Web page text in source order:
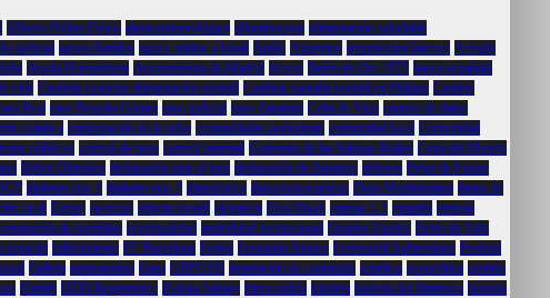
Alberto Núñez Feijóo alerta meteorológica alfombra roja alimentación saludable
judicial apoyo familiar apoyo militar a Israel Apple Argentina arquitectura barroca Arreglo
Ayuda Humanitaria Ayuntamiento de Madrid Ayuso Balón de Oro 2025 banca española
vida Cambiar conector alimentación portatil Cambiar pantalla portátil en Málaga Cambio
Real caso Begoña Gómez caso judicial caso Zapatero Celta de Vigo centros de datos
cuántica computación en la nube comunidades autónomas comunidad local Comunidad
públicos control de peso control parental Convento de las Salesas Reales Copa del Mundo
Debut Olímpico declaración ante el juez declaración de Zapatero defensa Dejar de Fumar
diabetes tipo 1 diabetes tipo 2 diagnóstico diagnóstico precoz Dieta Mediterránea dietas de
rural Egipto ejercicio ejército israelí elegancia Elon Musk empate 1-1 empatía energía
de portátiles espiritualidad estabilidad institucional Estados Unidos Estilo de Vida
espacial fallecimiento FC Barcelona Feijóo Fernando Alonso Ferrocarril Subterráneo Festival
Galicia gastronomía Gaza GBPUSD generación de contenido genética geopolítica gestión
Hamás HDD Regenerator Helena Jubany hipocondría historia historia del flamenco historia